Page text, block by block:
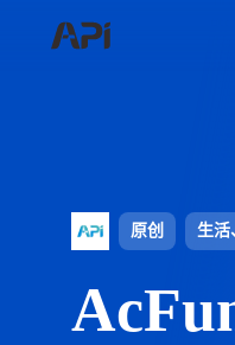
原创 生活